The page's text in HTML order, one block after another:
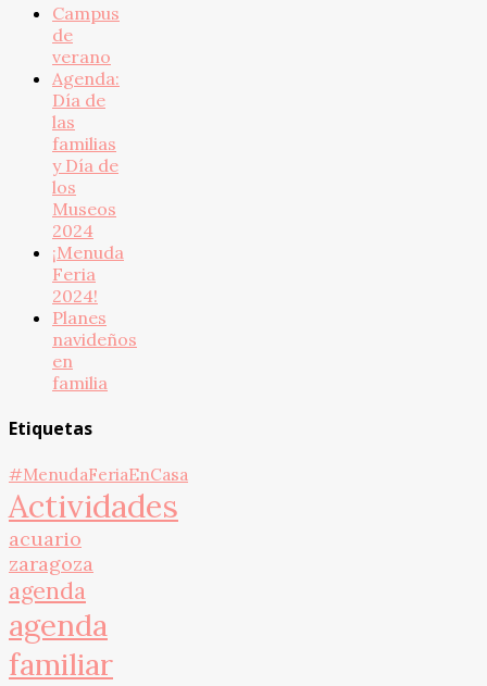
Campus
de
verano
Agenda:
Día de
las
familias
y Día de
los
Museos
2024
¡Menuda
Feria
2024!
Planes
navideños
en
familia
Etiquetas
#MenudaFeriaEnCasa
Actividades
acuario
zaragoza
agenda
agenda
familiar